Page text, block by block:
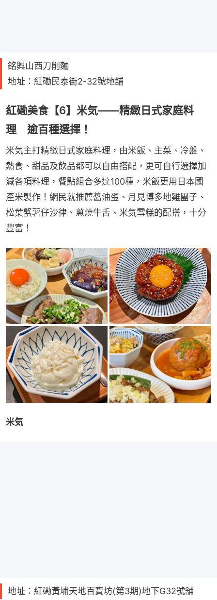
銘興山西刀削麵
地址：紅磡民泰街2-32號地舖
紅磡美食【6】米気——精緻日式家庭料
理 逾百種選擇！
米気主打精緻日式家庭料理，由米飯、主菜、冷盤、
熱食、甜品及飲品都可以自由搭配，更可自行選擇加
減各項料理，餐點組合多達100種，米飯更用日本國
產米製作！網民就推薦醬油蛋、月見博多地雞團子、
松葉蟹薯仔沙律、蔥燒牛舌、米気雪糕的配搭，十分
豐富！
米気
地址：紅磡黃埔天地百寶坊(第3期)地下G32號舖